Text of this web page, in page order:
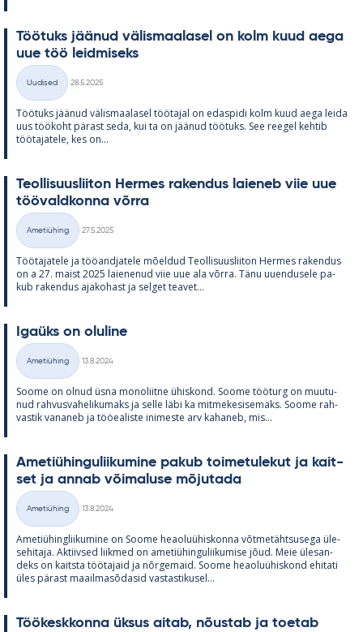
Töö­tuks jää­nud vä­lis­maa­la­sel on kolm kuud aega
uue töö leid­mi­seks
Kategooriad
Uudised
28.5.2025
Töö­tuks jää­nud vä­lis­maa­la­sel töö­ta­jal on edas­pidi kolm kuud aega leida
uus töö­koht pä­rast seda, kui ta on jää­nud töö­tuks. See ree­gel keh­tib
töö­ta­ja­tele, kes on...
Teol­li­suus­lii­ton Her­mes ra­ken­dus lai­e­neb viie uue
töö­vald­konna võrra
Kategooriad
Ametiühing
27.5.2025
Töö­ta­ja­tele ja töö­and­ja­tele mõel­dud Teol­li­suus­lii­ton Her­mes ra­ken­dus
on a 27. maist 2025 lai­e­ne­nud viie uue ala võrra. Tänu uu­en­dusele pa­
kub ra­ken­dus aja­ko­hast ja sel­get tea­vet...
Igaüks on olu­line
Kategooriad
Ametiühing
13.8.2024
Soome on ol­nud üsna mo­no­liitne ühis­kond. Soome töö­turg on muu­tu­
nud rah­vus­va­he­li­ku­maks ja selle läbi ka mit­me­ke­si­se­maks. Soome rah­
vas­tik va­na­neb ja töö­ea­liste ini­meste arv ka­ha­neb, mis...
Ame­tiü­hin­gu­lii­ku­mine pa­kub toi­me­tu­le­kut ja kait­
set ja an­nab või­ma­luse mõ­ju­tada
Kategooriad
Ametiühing
13.8.2024
Ame­tiü­hinglii­ku­mine on Soome heao­luü­his­konna võt­me­täht­susega üle­
se­hi­taja. Ak­tiiv­sed liik­med on ame­tiü­hin­gu­lii­ku­mise jõud. Meie üle­san­
deks on kaitsta töö­ta­jaid ja nõr­ge­maid. Soome heao­luü­his­kond ehi­tati
üles pä­rast maa­il­masõ­da­sid vas­tas­ti­kusel...
Töö­kesk­konna ük­sus ai­tab, nõus­tab ja toe­tab